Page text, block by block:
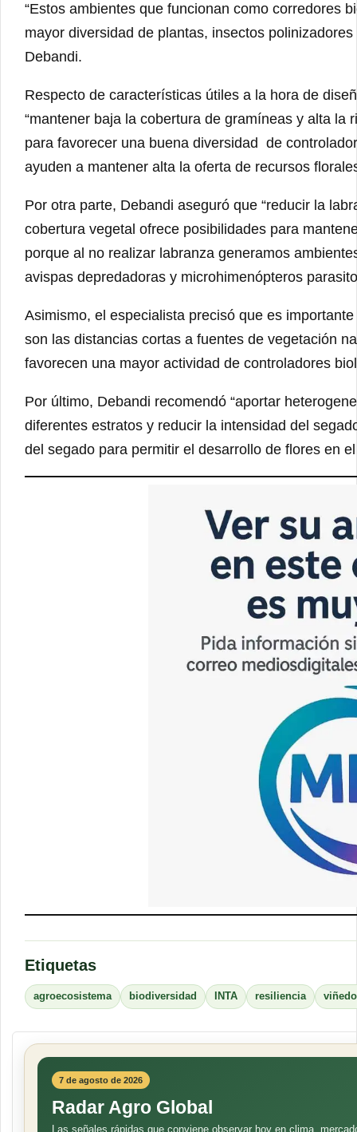
“Estos ambientes que funcionan como corredores
mayor diversidad de plantas, insectos
Debandi.
Respecto de características útiles a la hora de
“mantener baja la cobertura de gramíneas y alta
para favorecer una buena diversidad de
ayuden a mantener alta la oferta de recursos
Por otra parte, Debandi aseguró que “reducir la
cobertura vegetal ofrece posibilidades para
porque al no realizar labranza generamos
avispas depredadoras y microhimenópteros
Asimismo, el especialista precisó que es
son las distancias cortas a fuentes de vegetación
favorecen una mayor actividad de controladores
Por último, Debandi recomendó “aportar
diferentes estratos y reducir la intensidad del
del segado para permitir el desarrollo de flores en
Etiquetas
agroecosistema biodiversidad INTA resiliencia
7 de agosto de 2026
Radar Agro Global
Las señales rápidas que conviene observar hoy en clima,